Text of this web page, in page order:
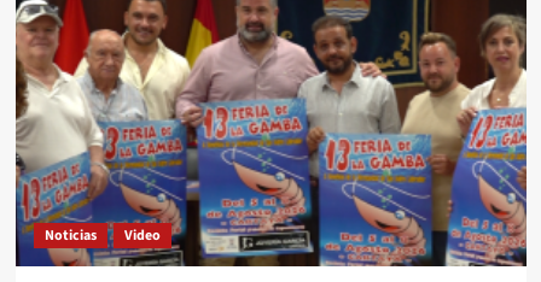
Noticias Video